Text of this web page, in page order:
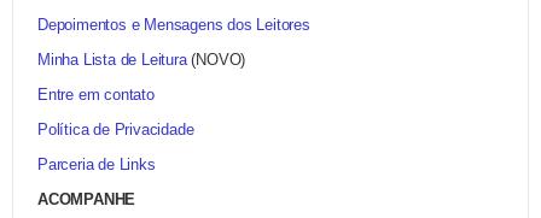
Depoimentos e Mensagens dos Leitores
Minha Lista de Leitura(NOVO)
Entre em contato
Política de Privacidade
Parceria de Links
ACOMPANHE